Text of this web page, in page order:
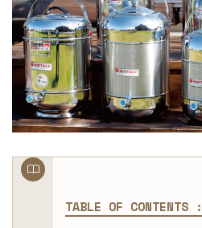
TABLE OF CONTENTS :